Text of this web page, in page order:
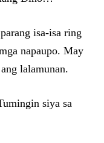
isa-isa ring
napaupo. May
lalamunan.
siya sa